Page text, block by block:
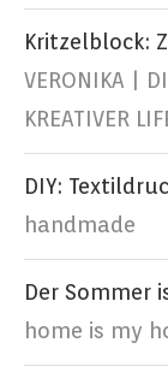
Kritzelblock:
VERONIKA |
KREATIVER
DIY:
handmade
Der Sommer
home is my